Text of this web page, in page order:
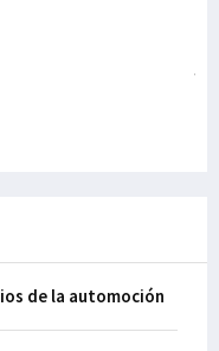
de la automoción